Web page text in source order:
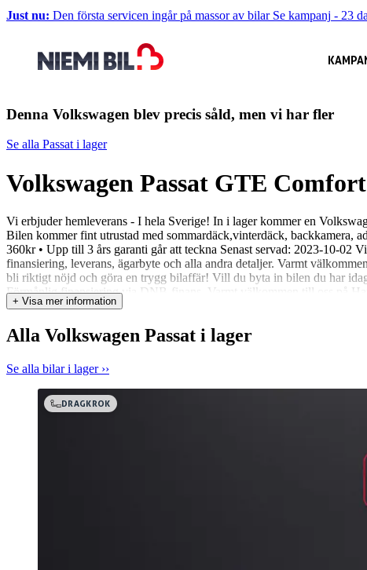
Just nu: Den första servicen ingår på massor av bilar Se kampanj - 23
Denna Volkswagen blev precis såld, men vi har fler
Se alla Passat i lager
Volkswagen Passat GTE
Vi erbjuder hemleverans - I hela Sverige! In i lager kommer en
Bilen kommer fint utrustad med sommardäck,vinterdäck, backkamera,
360kr • Upp till 3 års garanti går att teckna Senast servad: 2023-10-
finansiering, leverans, ägarbyte och alla andra detaljer. Varmt
bli riktigt nöjd och göra en trygg bilaffär! Vill du byta in bilen du har
Förmånlig finansiering via DNB-finans. Varmt välkommen till oss på
+ Visa mer information
Alla Volkswagen Passat i lager
Se alla bilar i lager ››
DRAGKROK